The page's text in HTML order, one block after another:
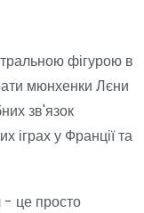
фігурою в
мюнхенки Лєни
зв'язок
іграх у Франції та
це просто